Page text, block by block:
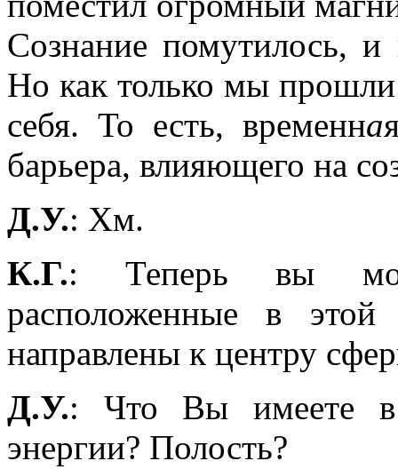
Сознание помутилось, и
Но как только мы
себя. То есть, временна
барьера, влияющего на
Д.У.: Хм.
К.Г.: Теперь вы
расположенные в
направлены к центру
Д.У.: Что Вы имеете в
энергии? Полость?